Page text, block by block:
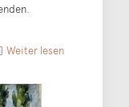
Weiter lesen